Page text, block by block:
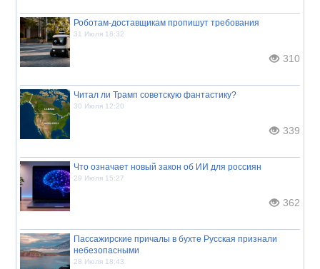
Роботам-доставщикам пропишут требования
31 Июля 18:32
310
Читал ли Трамп советскую фантастику?
30 Июля 12:20
339
Что означает новый закон об ИИ для россиян
29 Июля 15:27
362
Пассажирские причалы в бухте Русская признали
небезопасными
28 Июля 18:43